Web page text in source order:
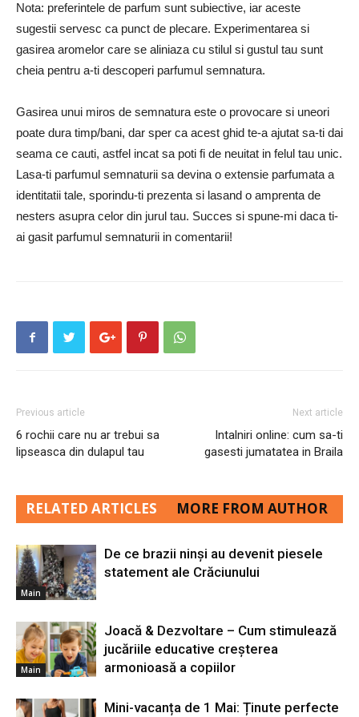
Nota: preferintele de parfum sunt subiective, iar aceste
sugestii servesc ca punct de plecare. Experimentarea si
gasirea aromelor care se aliniaza cu stilul si gustul tau sunt
cheia pentru a-ti descoperi parfumul semnatura.
Gasirea unui miros de semnatura este o provocare si uneori
poate dura timp/bani, dar sper ca acest ghid te-a ajutat sa-ti dai
seama ce cauti, astfel incat sa poti fi de neuitat in felul tau unic.
Lasa-ti parfumul semnaturii sa devina o extensie parfumata a
identitatii tale, sporindu-ti prezenta si lasand o amprenta de
nesters asupra celor din jurul tau. Succes si spune-mi daca ti-
ai gasit parfumul semnaturii in comentarii!
Previous article
6 rochii care nu ar trebui sa
lipseasca din dulapul tau
Next article
Intalniri online: cum sa-ti
gasesti jumatatea in Braila
RELATED ARTICLES MORE FROM AUTHOR
Main
De ce brazii ninși au devenit piesele
statement ale Crăciunului
Main
Joacă & Dezvoltare – Cum stimulează
jucăriile educative creșterea
armonioasă a copiilor
Mini-vacanța de 1 Mai: Ținute perfecte